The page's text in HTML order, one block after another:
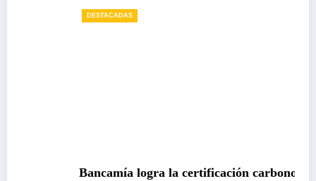
DESTACADAS
Bancamía logra la certificación carbono